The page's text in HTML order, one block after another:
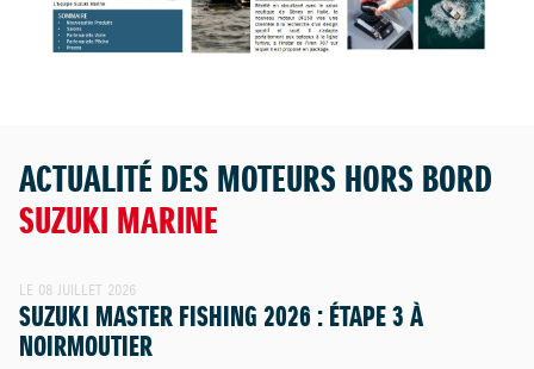
ACTUALITÉ DES MOTEURS HORS BORD
SUZUKI MARINE
LE 08 JUILLET 2026
SUZUKI MASTER FISHING 2026 : ÉTAPE 3 À
NOIRMOUTIER